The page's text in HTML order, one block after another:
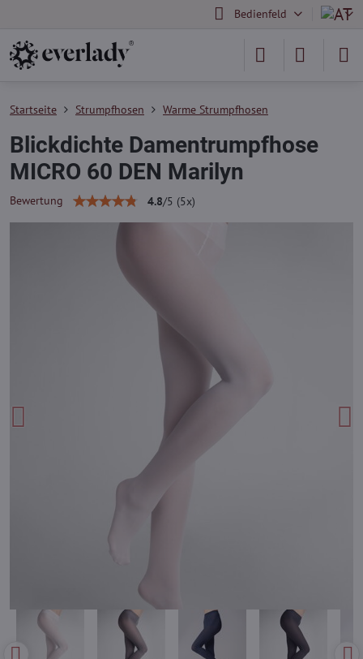
Bedienfeld
Startseite Strumpfhosen Warme Strumpfhosen
Blickdichte Damentrumpfhose
MICRO 60 DEN Marilyn
Bewertung 4.8/5 (5x)